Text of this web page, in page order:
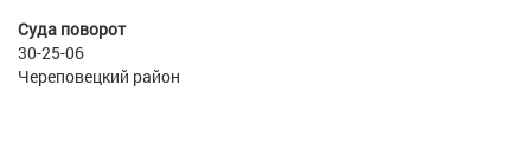
Суда поворот
30-25-06
Череповецкий район